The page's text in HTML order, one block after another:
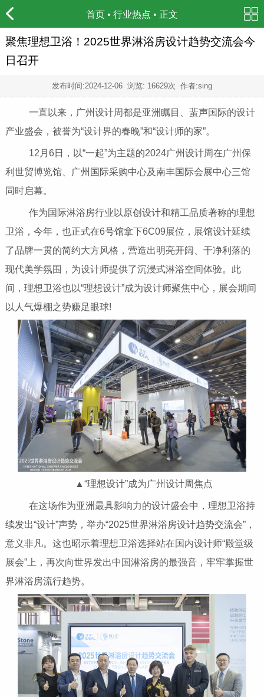
首页 • 行业热点 • 正文
聚焦理想卫浴！2025世界淋浴房设计趋势交流会今
日召开
发布时间:2024-12-06 浏览: 16629次 作者:sing
一直以来，广州设计周都是亚洲瞩目、蜚声国际的设计
产业盛会，被誉为“设计界的春晚”和“设计师的家”。
12月6日，以“一起”为主题的2024广州设计周在广州保
利世贸博览馆、广州国际采购中⼼及南丰国际会展中心三馆
同时启幕。
作为国际淋浴房行业以原创设计和精工品质著称的理想
卫浴，今年，也正式在6号馆拿下6C09展位，展馆设计延续
了品牌一贯的简约大方风格，营造出明亮开阔、干净利落的
现代美学氛围，为设计师提供了沉浸式淋浴空间体验。此
间，理想卫浴也以“理想设计”成为设计师聚焦中心，展会期间
以人气爆棚之势赚足眼球!
▲“理想设计”成为广州设计周焦点
在这场作为亚洲最具影响力的设计盛会中，理想卫浴持
续发出“设计”声势，举办“2025世界淋浴房设计趋势交流会”，
意义非凡。这也昭示着理想卫浴选择站在国内设计师“殿堂级
展会”上，再次向世界发出中国淋浴房的最强音，牢牢掌握世
界淋浴房流行趋势。